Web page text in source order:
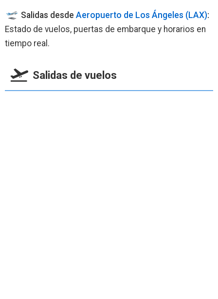
Salidas desde Aeropuerto de Los Ángeles (LAX):
Estado de vuelos, puertas de embarque y horarios en
tiempo real.
Salidas de vuelos